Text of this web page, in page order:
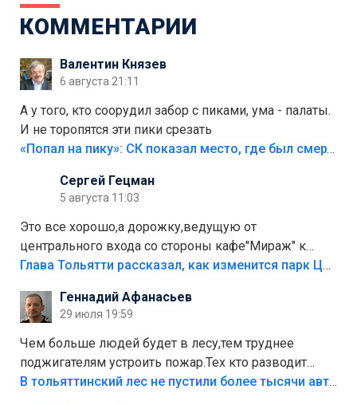
КОММЕНТАРИИ
Валентин Князев
6 августа 21:11
А у того, кто соорудил забор с пиками, ума - палаты.
И не торопятся эти пики срезать
«Попал на пику»: СК показал место, где был смертельно травмирован ребенок в Тольятти
Сергей Гецман
5 августа 11:03
Это все хорошо,а дорожку,ведущую от
центрального входа со стороны кафе"Мираж" к
аттракционам слабо доделать?А то бордюры
лежала в парке и испортилась.Да еще,видимо,часть
украли.
Глава Тольятти рассказал, как изменится парк Центрального района
Геннадий Афанасьев
29 июля 19:59
Чем больше людей будет в лесу,тем труднее
поджигателям устроить пожар.Тех кто разводит
костры,тех надо безбожно штрафовать.Камер полно
В тольяттинский лес не пустили более тысячи автомобилей